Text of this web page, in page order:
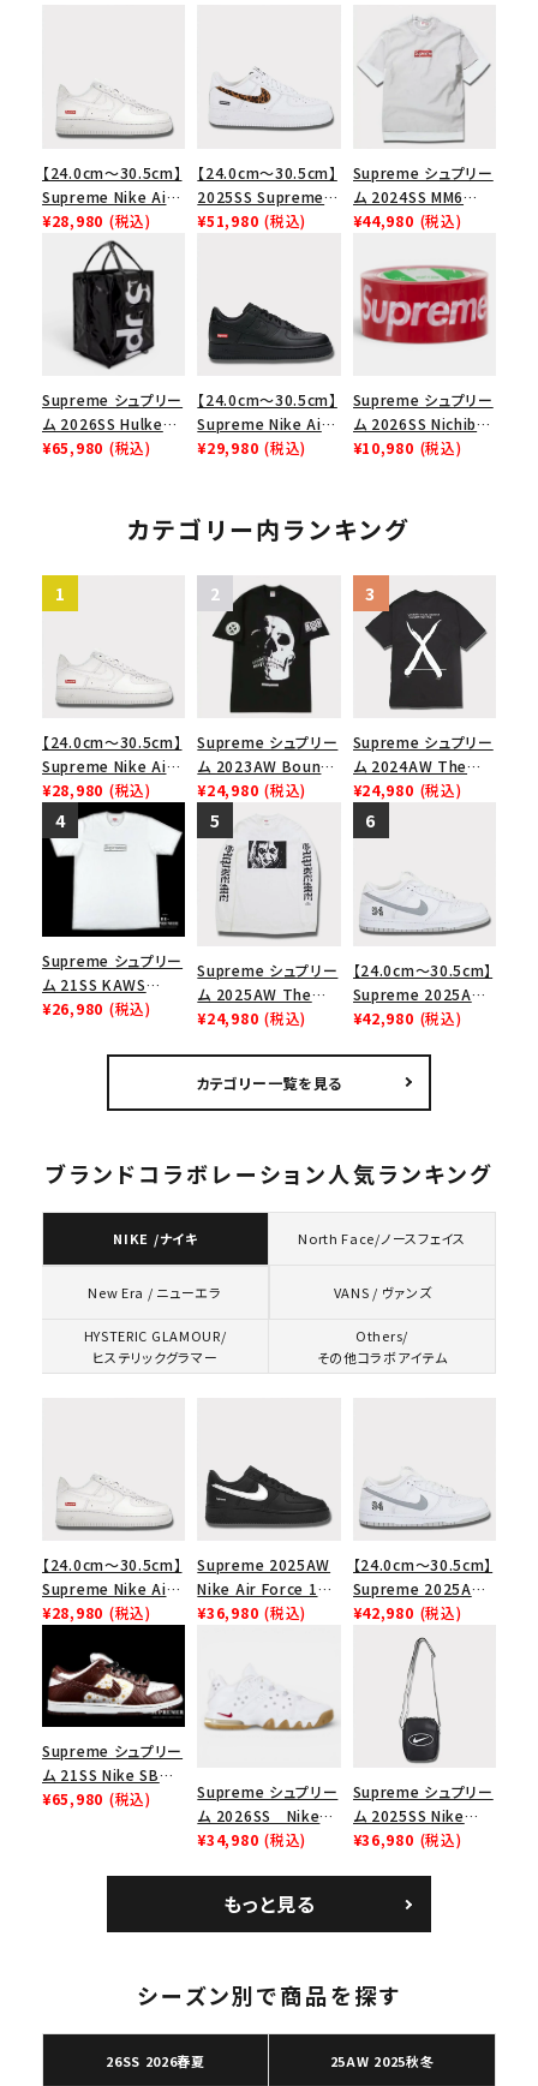
2026SS 2025AW 2025SS
Tシャツ・ロングスリーブ
キャップ・ハット
パーカー・クルーネック
ショルダー・ウエストバッグ
ボックスロゴ ブラックスウェット
【24.0cm～30.5cm】
Supreme Nike Air
Force 1 Low シュプ
リーム ナイキエアフォ
ース１スニーカー シ
ューズ ホワイト
¥28,980 (税込)
【24.0cm～30.5cm】
2025SS Supreme
GOODENOUGH
エアフォース１スニー
カー シューズ ホワイ
ト
¥51,980 (税込)
Supreme シュプリー
ム 2024SS MM6
Maison Margiela
メゾンマルジェラボッ
クスロゴTシャツ ホ
ワイト 白
¥44,980 (税込)
Supreme シュプリー
ム 2026SS Hulken
Rolling Tote
¥65,980 (税込)
【24.0cm～30.5cm】
Supreme Nike Air
Force 1 Low シュプ
ューズ ブラック
¥29,980 (税込)
Supreme シュプリー
ム 2026SS Nichiban
Packing Tape ニ
¥10,980 (税込)
カテゴリー内ランキング
【24.0cm～30.5cm】
Supreme Nike Air
Force 1 Low シュプ
リーム ナイキエアフォ
ース１スニーカー シ
ューズ ホワイト
¥28,980 (税込)
Supreme シュプリー
ム 2023AW Bounty
Hunter Skulls Tee
バウンティハンタース
カルズTシャツ ブラッ
ク 黒
¥24,980 (税込)
Supreme シュプリー
ム 2024AW The
North Face S/S
Top Tee ノースフェ
イスショートスリーブ
ク 黒
¥24,980 (税込)
Supreme シュプリー
ム 21SS KAWS
Chalk Logo Tee カ
ャツ ホワイト
¥26,980 (税込)
Supreme シュプリー
ム 2025AW The
Exorcist Mother
ーブTシャツ ホワイ
ト
¥24,980 (税込)
【24.0cm～30.5cm】
Supreme 2025AW
Nike SB Dunk Low
¥42,980 (税込)
カテゴリー一覧を見る
ブランドコラボレーション人気ランキング
NIKE /ナイキ North Face/ノースフェイス
New Era / ニューエラ VANS / ヴァンズ
HYSTERIC GLAMOUR/
ヒステリックグラマー
Others/
その他コラボアイテム
【24.0cm～30.5cm】
Supreme Nike Air
Force 1 Low シュプ
ース１スニーカー シ
ューズ ホワイト
¥28,980 (税込)
Supreme 2025AW
Nike Air Force 1
Low シュプリーム ナ
ラック
¥36,980 (税込)
【24.0cm～30.5cm】
Supreme 2025AW
Nike SB Dunk Low
ナイキ SB ダンク ロ
ー スニーカー ホワイ
¥42,980 (税込)
Supreme シュプリー
ム 21SS Nike SB
Dunk Low ナイキSB
¥65,980 (税込)
Supreme シュプリー
ム 2026SS Nike
SB Air Max 2 CB 94
ロー SP ホワイト
¥34,980 (税込)
Supreme シュプリー
ム 2025SS Nike
Leather Shoulder
¥36,980 (税込)
もっと見る
シーズン別で商品を探す
26SS 2026春夏 25AW 2025秋冬